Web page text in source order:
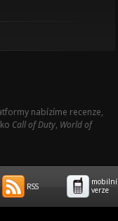
nabízíme recenze,
Call of Duty, World of
RSS
mobilní
verze